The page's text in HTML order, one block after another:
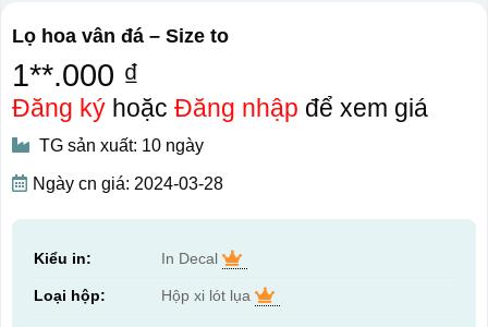
Lọ hoa vân đá – Size to
1**.000 ₫
Đăng kýhoặc Đăng nhập để xem giá
TG sản xuất: 10 ngày
Ngày cn giá: 2024-03-28
Kiểu in: In Decal
Loại hộp: Hộp xi lót lụa